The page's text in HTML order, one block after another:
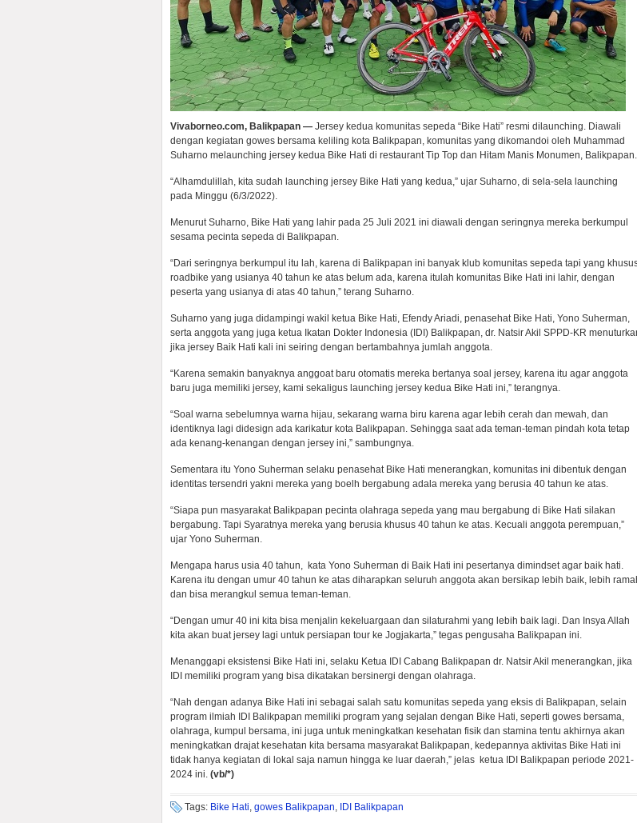
Vivaborneo.com, Balikpapan — Jersey kedua komunitas sepeda “Bike Hati” resmi dilaunching. Diawali
dengan kegiatan gowes bersama keliling kota Balikpapan, komunitas yang dikomandoi oleh Muhammad
Suharno melaunching jersey kedua Bike Hati di restaurant Tip Top dan Hitam Manis Monumen, Balikpapan.
“Alhamdulillah, kita sudah launching jersey Bike Hati yang kedua,” ujar Suharno, di sela-sela launching
pada Minggu (6/3/2022).
Menurut Suharno, Bike Hati yang lahir pada 25 Juli 2021 ini diawali dengan seringnya mereka berkumpul
sesama pecinta sepeda di Balikpapan.
“Dari seringnya berkumpul itu lah, karena di Balikpapan ini banyak klub komunitas sepeda tapi yang
roadbike yang usianya 40 tahun ke atas belum ada, karena itulah komunitas Bike Hati ini lahir, dengan
peserta yang usianya di atas 40 tahun,” terang Suharno.
Suharno yang juga didampingi wakil ketua Bike Hati, Efendy Ariadi, penasehat Bike Hati, Yono Suherman,
serta anggota yang juga ketua Ikatan Dokter Indonesia (IDI) Balikpapan, dr. Natsir Akil SPPD-KR
jika jersey Baik Hati kali ini seiring dengan bertambahnya jumlah anggota.
“Karena semakin banyaknya anggoat baru otomatis mereka bertanya soal jersey, karena itu agar anggota
baru juga memiliki jersey, kami sekaligus launching jersey kedua Bike Hati ini,” terangnya.
“Soal warna sebelumnya warna hijau, sekarang warna biru karena agar lebih cerah dan mewah, dan
identiknya lagi didesign ada karikatur kota Balikpapan. Sehingga saat ada teman-teman pindah kota tetap
ada kenang-kenangan dengan jersey ini,” sambungnya.
Sementara itu Yono Suherman selaku penasehat Bike Hati menerangkan, komunitas ini dibentuk dengan
identitas tersendri yakni mereka yang boelh bergabung adala mereka yang berusia 40 tahun ke atas.
“Siapa pun masyarakat Balikpapan pecinta olahraga sepeda yang mau bergabung di Bike Hati silakan
bergabung. Tapi Syaratnya mereka yang berusia khusus 40 tahun ke atas. Kecuali anggota perempuan,”
ujar Yono Suherman.
Mengapa harus usia 40 tahun, kata Yono Suherman di Baik Hati ini pesertanya dimindset agar baik hati.
Karena itu dengan umur 40 tahun ke atas diharapkan seluruh anggota akan bersikap lebih baik, lebih
dan bisa merangkul semua teman-teman.
“Dengan umur 40 ini kita bisa menjalin kekeluargaan dan silaturahmi yang lebih baik lagi. Dan Insya Allah
kita akan buat jersey lagi untuk persiapan tour ke Jogjakarta,” tegas pengusaha Balikpapan ini.
Menanggapi eksistensi Bike Hati ini, selaku Ketua IDI Cabang Balikpapan dr. Natsir Akil menerangkan, jika
IDI memiliki program yang bisa dikatakan bersinergi dengan olahraga.
“Nah dengan adanya Bike Hati ini sebagai salah satu komunitas sepeda yang eksis di Balikpapan, selain
program ilmiah IDI Balikpapan memiliki program yang sejalan dengan Bike Hati, seperti gowes bersama,
olahraga, kumpul bersama, ini juga untuk meningkatkan kesehatan fisik dan stamina tentu akhirnya akan
meningkatkan drajat kesehatan kita bersama masyarakat Balikpapan, kedepannya aktivitas Bike Hati ini
tidak hanya kegiatan di lokal saja namun hingga ke luar daerah,” jelas ketua IDI Balikpapan periode 2021-
2024 ini. (vb/*)
Tags: Bike Hati, gowes Balikpapan, IDI Balikpapan